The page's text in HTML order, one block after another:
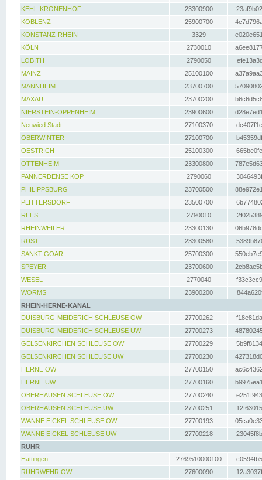
KEHL-KRONENHOF
23300900
KOBLENZ
25900700
KONSTANZ-RHEIN
3329
KÖLN
2730010
LOBITH
2790050
MAINZ
25100100
MANNHEIM
23700700
MAXAU
23700200
NIERSTEIN-OPPENHEIM
23900600
Neuwied Stadt
27100370
OBERWINTER
27100700
OESTRICH
25100300
OTTENHEIM
23300800
PANNERDENSE KOP
2790060
PHILIPPSBURG
23700500
PLITTERSDORF
23500700
REES
2790010
RHEINWEILER
23300130
RUST
23300580
SANKT GOAR
25700300
SPEYER
23700600
WESEL
2770040
WORMS
23900200
RHEIN-HERNE-KANAL
DUISBURG-MEIDERICH SCHLEUSE OW
27700262
DUISBURG-MEIDERICH SCHLEUSE UW
27700273
GELSENKIRCHEN SCHLEUSE OW
27700229
GELSENKIRCHEN SCHLEUSE UW
27700230
HERNE OW
27700150
HERNE UW
27700160
OBERHAUSEN SCHLEUSE OW
27700240
OBERHAUSEN SCHLEUSE UW
27700251
WANNE EICKEL SCHLEUSE OW
27700193
WANNE EICKEL SCHLEUSE UW
27700218
RUHR
Hattingen
2769510000100
RUHRWEHR OW
27600090